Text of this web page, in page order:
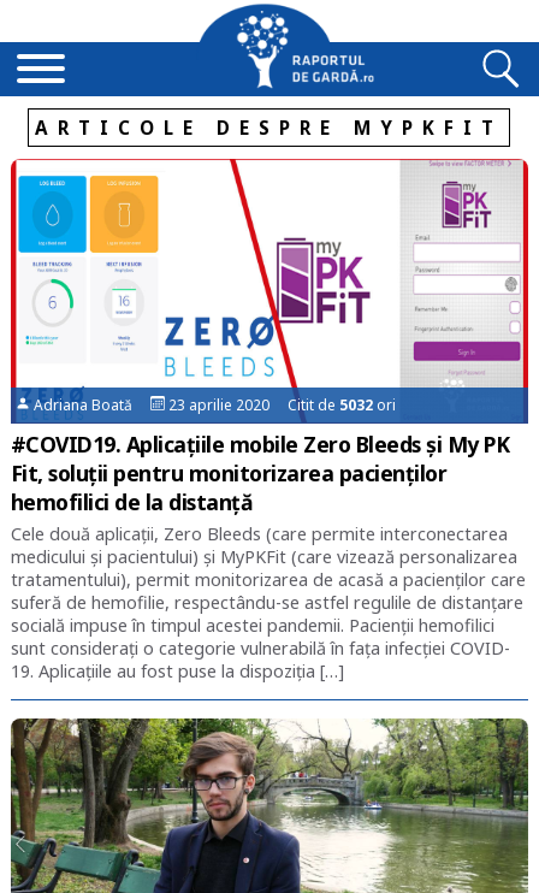
ARTICOLE DESPRE MYPKFIT
Adriana Boată 23 aprilie 2020 Citit de 5032 ori
#COVID19. Aplicațiile mobile Zero Bleeds și My PK
Fit, soluții pentru monitorizarea pacienților
hemofilici de la distanță
Cele două aplicații, Zero Bleeds (care permite interconectarea
medicului și pacientului) și MyPKFit (care vizează personalizarea
tratamentului), permit monitorizarea de acasă a pacienților care
suferă de hemofilie, respectându-se astfel regulile de distanțare
socială impuse în timpul acestei pandemii. Pacienții hemofilici
sunt considerați o categorie vulnerabilă în fața infecției COVID-
19. Aplicațiile au fost puse la dispoziția […]